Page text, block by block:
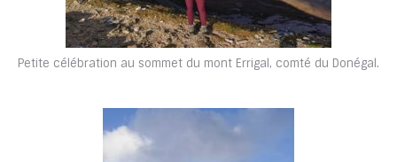
Petite célébration au sommet du mont Errigal, comté du Donégal.